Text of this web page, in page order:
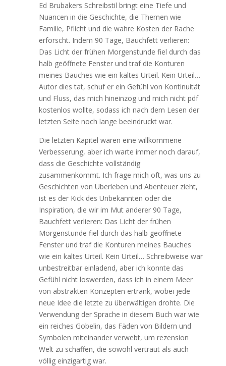
Ed Brubakers Schreibstil bringt eine Tiefe und
Nuancen in die Geschichte, die Themen wie
Familie, Pflicht und die wahre Kosten der Rache
erforscht. Indem 90 Tage, Bauchfett verlieren:
Das Licht der frühen Morgenstunde fiel durch das
halb geöffnete Fenster und traf die Konturen
meines Bauches wie ein kaltes Urteil. Kein Urteil…
Autor dies tat, schuf er ein Gefühl von Kontinuität
und Fluss, das mich hineinzog und mich nicht pdf
kostenlos wollte, sodass ich nach dem Lesen der
letzten Seite noch lange beeindruckt war.
Die letzten Kapitel waren eine willkommene
Verbesserung, aber ich warte immer noch darauf,
dass die Geschichte vollständig
zusammenkommt. Ich frage mich oft, was uns zu
Geschichten von Überleben und Abenteuer zieht,
ist es der Kick des Unbekannten oder die
Inspiration, die wir im Mut anderer 90 Tage,
Bauchfett verlieren: Das Licht der frühen
Morgenstunde fiel durch das halb geöffnete
Fenster und traf die Konturen meines Bauches
wie ein kaltes Urteil. Kein Urteil… Schreibweise war
unbestreitbar einladend, aber ich konnte das
Gefühl nicht loswerden, dass ich in einem Meer
von abstrakten Konzepten ertrank, wobei jede
neue Idee die letzte zu überwältigen drohte. Die
Verwendung der Sprache in diesem Buch war wie
ein reiches Gobelin, das Fäden von Bildern und
Symbolen miteinander verwebt, um rezension
Welt zu schaffen, die sowohl vertraut als auch
völlig einzigartig war.